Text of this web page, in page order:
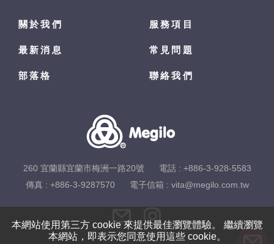
本網站使用第三方 cookie 來提供最佳瀏覽體驗。 繼續瀏覽
本網站，即表示您同意使用這些 cookie。
關於我們 服務項目
最新消息 常見問題
部落格 聯絡我們
260 宜蘭縣宜蘭市梅洲一路20號 電話 : +886-3-928-5583
傳真 : +886-3-9287570
電子信箱 : vita@megilo.com.tw